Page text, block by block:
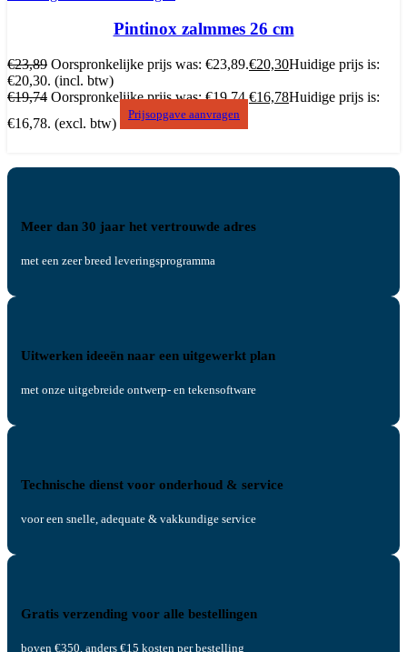
Pintinox zalmmes 26 cm
€23,89 Oorspronkelijke prijs was: €23,89.€20,30Huidige prijs is:
€20,30. (incl. btw)
€19,74 Oorspronkelijke prijs was: €19,74.€16,78Huidige prijs is:
€16,78. (excl. btw)
Prijsopgave aanvragen
Meer dan 30 jaar het vertrouwde adres
met een zeer breed leveringsprogramma
Uitwerken ideeën naar een uitgewerkt plan
met onze uitgebreide ontwerp- en tekensoftware
Technische dienst voor onderhoud & service
voor een snelle, adequate & vakkundige service
Gratis verzending voor alle bestellingen
boven €350, anders €15 kosten per bestelling